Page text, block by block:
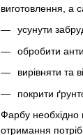
виготовлення, а
усунути
обробити
вирівняти та
покрити
Фарбу необхідно
отримання